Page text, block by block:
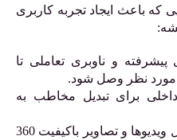
که باعث ایجاد تجربه کاربری
پیشرفته و ناوبری تعاملی تا
نظر وصل شود.
داخلی برای تبدیل مخاطب به
استفاده از عناصر تعاملی مثل ویدیوها و تصاویر باکیفیت 360